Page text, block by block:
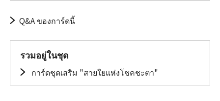
Q&A ของการ์ดนี้
รวมอยู่ในชุด
การ์ดชุดเสริม "สายใยแห่งโชคชะตา"